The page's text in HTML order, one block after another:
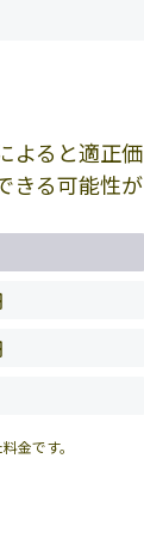
よると適正価
きる可能性が
金です。